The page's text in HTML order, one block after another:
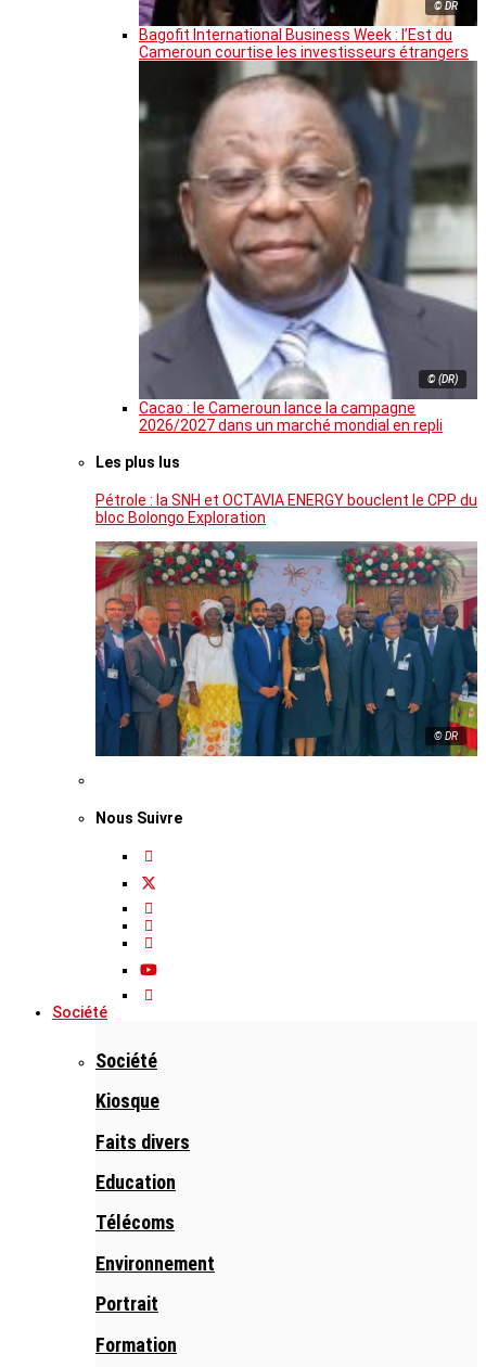
© DR
Bagofit International Business Week : l’Est du
Cameroun courtise les investisseurs étrangers
© (DR)
Cacao : le Cameroun lance la campagne
2026/2027 dans un marché mondial en repli
Les plus lus
Pétrole : la SNH et OCTAVIA ENERGY bouclent le CPP du
bloc Bolongo Exploration
© DR
Nous Suivre
Société
Société
Kiosque
Faits divers
Education
Télécoms
Environnement
Portrait
Formation